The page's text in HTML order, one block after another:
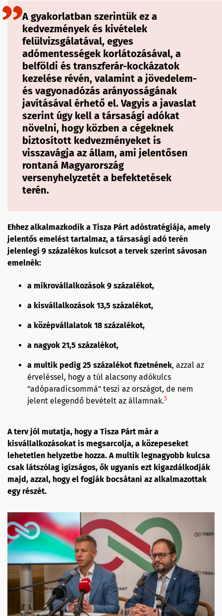
A gyakorlatban szerintük ez a
kedvezmények és kivételek
felülvizsgálatával, egyes
adómentességek korlátozásával, a
belföldi és transzferár-kockázatok
kezelése révén, valamint a jövedelem-
és vagyonadózás arányosságának
javításával érhető el. Vagyis a javaslat
szerint úgy kell a társasági adókat
növelni, hogy közben a cégeknek
biztosított kedvezményeket is
visszavágja az állam, ami jelentősen
rontaná Magyarország
versenyhelyzetét a befektetések
terén.
Ehhez alkalmazkodik a Tisza Párt adóstratégiája, amely
jelentős emelést tartalmaz, a társasági adó terén
jelenlegi 9 százalékos kulcsot a tervek szerint sávosan
emelnék:
a mikrovállalkozások 9 százalékot,
a kisvállalkozások 13,5 százalékot,
a középvállalatok 18 százalékot,
a nagyok 21,5 százalékot,
a multik pedig 25 százalékot fizetnének, azzal az
érveléssel, hogy a túl alacsony adókulcs
"adóparadicsommá" teszi az országot, de nem
jelent elegendő bevételt az államnak.5
A terv jól mutatja, hogy a Tisza Párt már a
kisvállalkozásokat is megsarcolja, a közepeseket
lehetetlen helyzetbe hozza. A multik legnagyobb kulcsa
csak látszólag igízságos, ők ugyanis ezt kigazdálkodják
majd, azzal, hogy el fogják bocsátani az alkalmazottak
egy részét.